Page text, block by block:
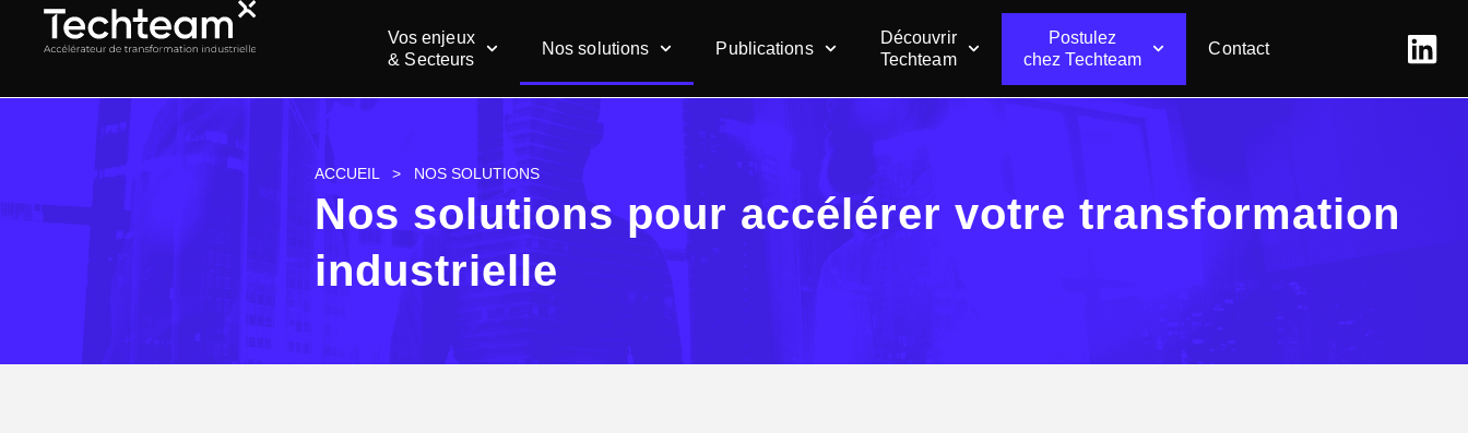
Vos enjeux
& Secteurs
Nos solutions Publications
Découvrir
Techteam
Postulez
chez Techteam
Contact
ACCUEIL> NOS SOLUTIONS
Nos solutions pour accélérer votre transformation
industrielle